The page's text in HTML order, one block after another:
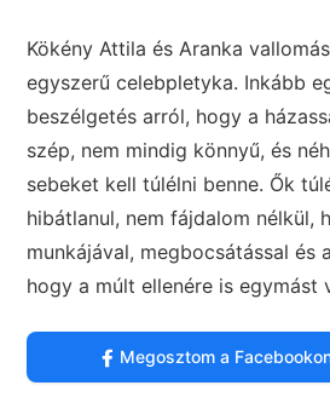
Kökény Attila és Aranka
egyszerű celebpletyka. Inkább
beszélgetés arról, hogy a
szép, nem mindig könnyű, és
sebeket kell túlélni benne. Ők
hibátlanul, nem fájdalom nélkül,
munkájával, megbocsátással és
hogy a múlt ellenére is egymást
Megosztom a